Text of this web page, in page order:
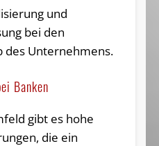
und
bei den
des Unternehmens.
Banken
gibt es hohe
die ein